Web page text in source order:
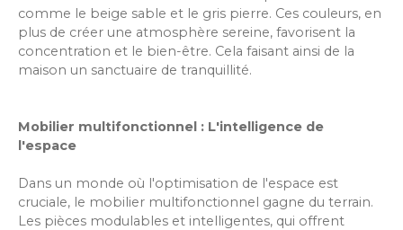
comme le beige sable et le gris pierre. Ces couleurs, en
plus de créer une atmosphère sereine, favorisent la
concentration et le bien-être. Cela faisant ainsi de la
maison un sanctuaire de tranquillité.
Mobilier multifonctionnel : L'intelligence de
l'espace
Dans un monde où l'optimisation de l'espace est
cruciale, le mobilier multifonctionnel gagne du terrain.
Les pièces modulables et intelligentes, qui offrent